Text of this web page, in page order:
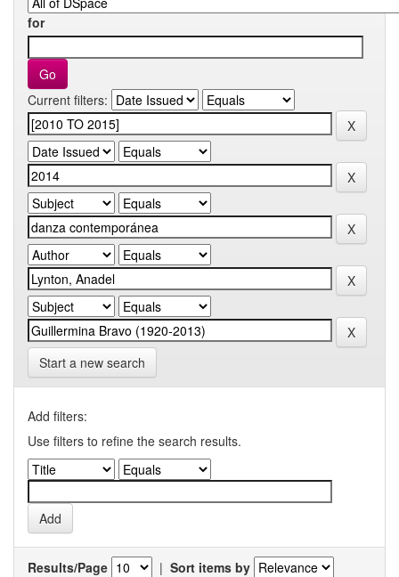
for
Current filters:
Start a new search
Add filters:
Use filters to refine the search results.
Results/Page | Sort items by